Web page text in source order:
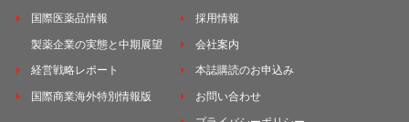
国際医薬品情報
製薬企業の実態と中期展望
経営戦略レポート
国際商業海外特別情報版
採用情報
会社案内
本誌購読のお申込み
お問い合わせ